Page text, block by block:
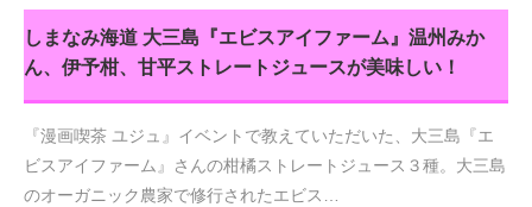
しまなみ海道 大三島『エビスアイファーム』温州みか
ん、伊予柑、甘平ストレートジュースが美味しい！
『漫画喫茶 ユジュ』イベントで教えていただいた、大三島『エ
ビスアイファーム』さんの柑橘ストレートジュース３種。大三島
のオーガニック農家で修行されたエビス…